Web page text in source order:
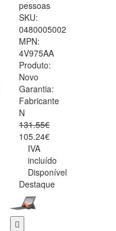
pessoas
SKU:
0480005002
MPN:
4V975AA
Produto:
Novo
Garantia:
Fabricante
N
131.55€
105.24€
IVA
incluído
Disponível
Destaque